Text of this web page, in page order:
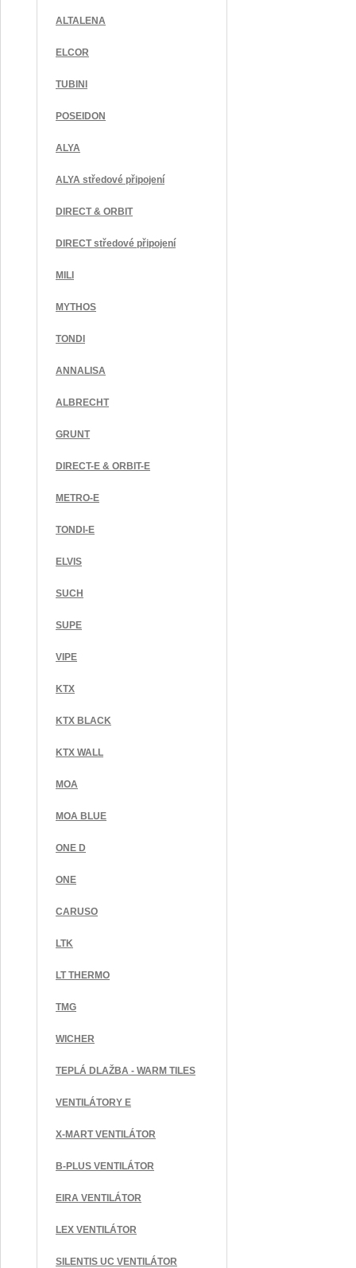
ALTALENA
ELCOR
TUBINI
POSEIDON
ALYA
ALYA středové připojení
DIRECT & ORBIT
DIRECT středové připojení
MILI
MYTHOS
TONDI
ANNALISA
ALBRECHT
GRUNT
DIRECT-E & ORBIT-E
METRO-E
TONDI-E
ELVIS
SUCH
SUPE
VIPE
KTX
KTX BLACK
KTX WALL
MOA
MOA BLUE
ONE D
ONE
CARUSO
LTK
LT THERMO
TMG
WICHER
TEPLÁ DLAŽBA - WARM TILES
VENTILÁTORY E
X-MART VENTILÁTOR
B-PLUS VENTILÁTOR
EIRA VENTILÁTOR
LEX VENTILÁTOR
SILENTIS UC VENTILÁTOR